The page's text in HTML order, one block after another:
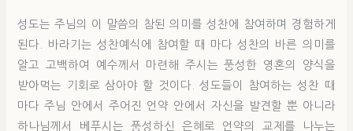
성도는 주님의 이 말씀의 참된 의미를 성찬에 참여하며 경험하게
된다. 바라기는 성찬예식에 참여할 때 마다 성찬의 바른 의미를
알고 고백하여 예수께서 마련해 주시는 풍성한 영혼의 양식을
받아먹는 기회로 삼아야 할 것이다. 성도들이 참여하는 성찬 때
마다 주님 안에서 주어진 언약 안에서 자신을 발견할 뿐 아니라
하나님께서 베푸시는 풍성하신 은혜로 언약의 교제를 나누는